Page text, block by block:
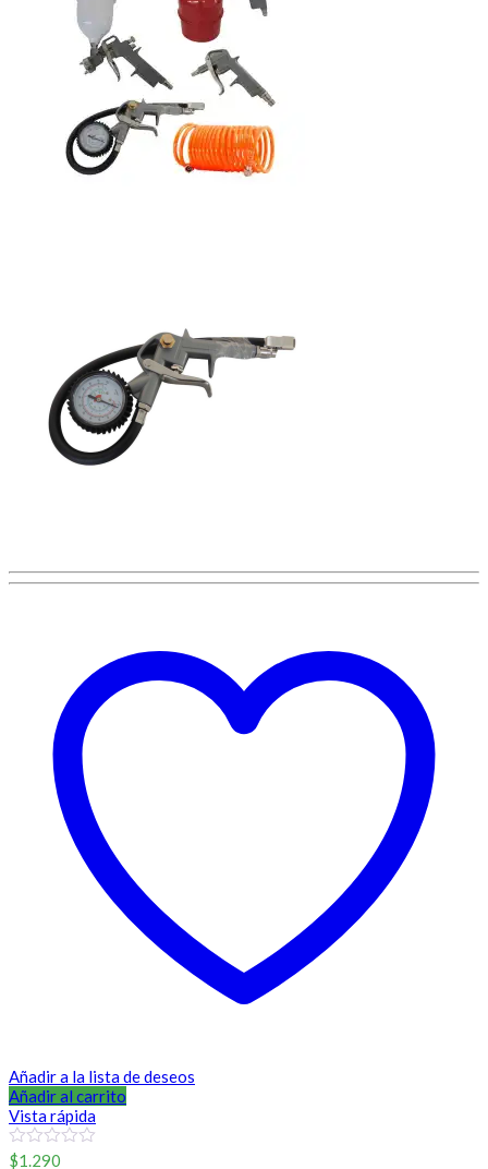
Añadir a la lista de deseos
Añadir al carrito
Vista rápida
0
$1.290